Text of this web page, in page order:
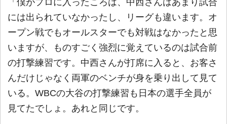
には出られていなかったし、リーグも違います。オ
ープン戦でもオールスターでも対戦はなかったと思
いますが、ものすごく強烈に覚えているのは試合前
の打撃練習です。中西さんが打席に入ると、お客さ
んだけじゃなく両軍のベンチが身を乗り出して見て
いる。WBCの大谷の打撃練習も日本の選手全員が
見てたでしょ。あれと同じです。